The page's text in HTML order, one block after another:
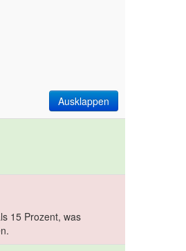
Ausklappen
15 Prozent, was